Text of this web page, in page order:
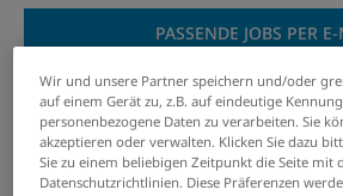
PASSENDE JOBS PER
GRENZEN SIE IHRE
Wir und unsere Partner speichern und/oder
auf einem Gerät zu, z.B. auf eindeutige
personenbezogene Daten zu verarbeiten. Sie
akzeptieren oder verwalten. Klicken Sie dazu
Sie zu einem beliebigen Zeitpunkt die Seite mit
Datenschutzrichtlinien. Diese Präferenzen